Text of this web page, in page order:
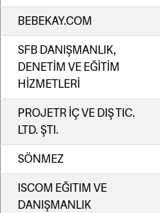
BEBEKAY.COM
SFB DANIŞMANLIK,
DENETİM VE EĞİTİM
HİZMETLERİ
PROJETR İÇ VE DIŞ TIC.
LTD. ŞTI.
SÖNMEZ
ISCOM EĞITIM VE
DANIŞMANLIK